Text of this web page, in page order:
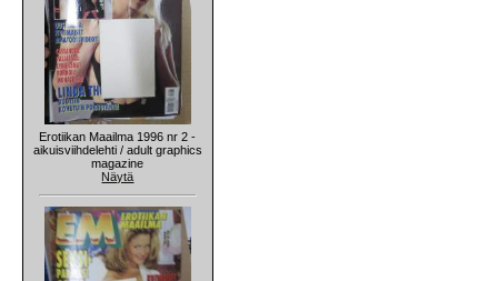
Erotiikan Maailma 1996 nr 2 -
aikuisviihdelehti / adult graphics
magazine
Näytä